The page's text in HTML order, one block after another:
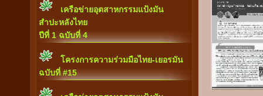
เครือข่ายอุตสาหกรรมแป้งมัน
สำปะหลังไทย
ปีที่ 1 ฉบับที่ 4
โครงการความร่วมมือไทย-เยอรมัน
ฉบับที่ #15